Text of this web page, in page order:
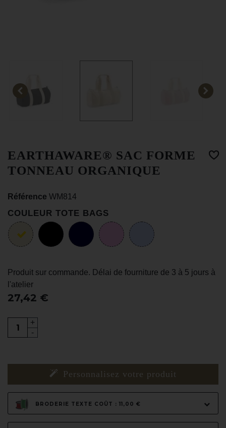
EARTHAWARE® SAC FORME
TONNEAU ORGANIQUE
Référence WM814
Personnalisez votre produit
BRODERIE TEXTE COÛT : 11,00 €
27,42 €
COULEUR TOTE BAGS
Produit sur commande. Délai de fourniture de 3 à 5 jours à
l'atelier
-
+